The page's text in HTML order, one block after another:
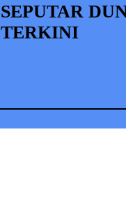
SEPUTAR
TERKINI